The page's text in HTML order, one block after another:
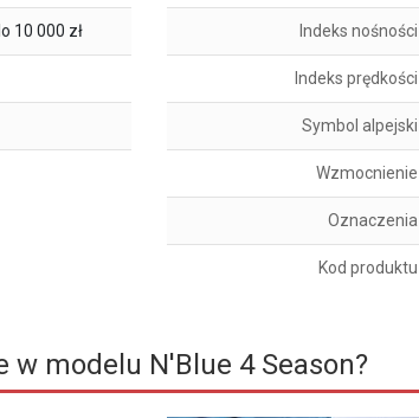
10 000 zł Indeks nośności
Indeks prędkości
Symbol alpejski
Wzmocnienie
Oznaczenia
Kod produktu
w modelu N'Blue 4 Season?